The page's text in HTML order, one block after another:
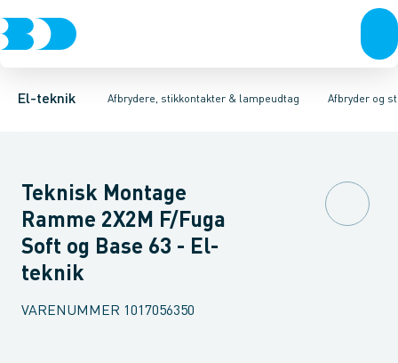
El-teknik Afbrydere, stikkontakter & lampeudtag
Afbrydere, stikkontakter & lampeudtagForgreningsmateriel
Afbryder og
Afbryder og stikdåsemateriel
Afbryder og stikkontakt kombinationInstallationsafbryder
Teknisk Montage
Ramme 2X2M F/Fuga
Soft og Base 63 - El-
teknik
VARENUMMER 1017056350